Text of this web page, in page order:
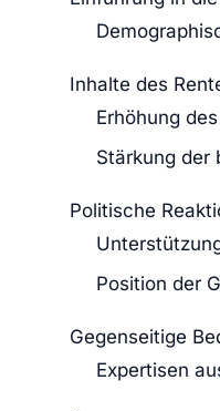
Inhalte des
Erhöhung
Stärkung der
Politische
Position der
Gegenseitige
Expertisen